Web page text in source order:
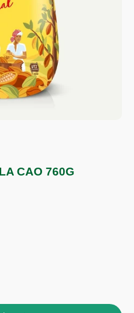
CAO 760G